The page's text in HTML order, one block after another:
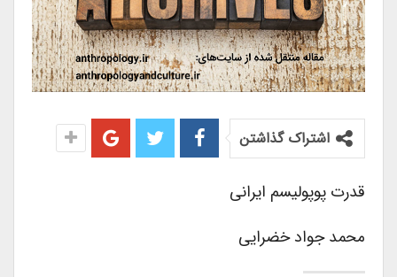
اشتراک گذاشتن
قدرت پوپولیسم ایرانی
محمد جواد خضرایی